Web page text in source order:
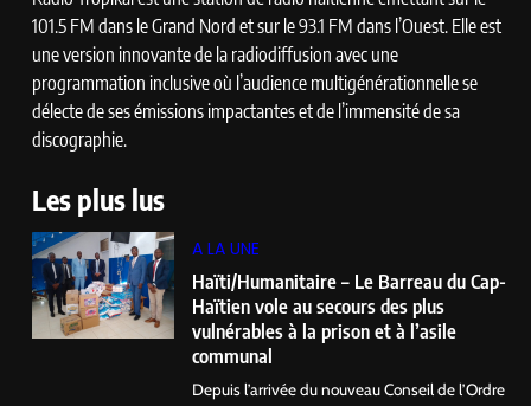
101.5 FM dans le Grand Nord et sur le 93.1 FM dans l’Ouest. Elle est
une version innovante de la radiodiffusion avec une
programmation inclusive où l’audience multigénérationnelle se
délecte de ses émissions impactantes et de l’immensité de sa
discographie.
Les plus lus
A LA UNE
Haïti/Humanitaire – Le Barreau du Cap-
Haïtien vole au secours des plus
vulnérables à la prison et à l’asile
communal
Depuis l’arrivée du nouveau Conseil de l’Ordre